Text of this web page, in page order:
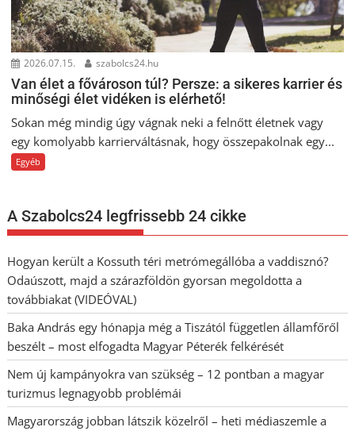
2026.07.15. szabolcs24.hu
Van élet a fővároson túl? Persze: a sikeres karrier és
minőségi élet vidéken is elérhető!
Sokan még mindig úgy vágnak neki a felnőtt életnek vagy
egy komolyabb karrierváltásnak, hogy összepakolnak egy...
Egyéb
A Szabolcs24 legfrissebb 24 cikke
Hogyan került a Kossuth téri metrómegállóba a vaddisznó?
Odaúszott, majd a szárazföldön gyorsan megoldotta a
továbbiakat (VIDEÓVAL)
Baka András egy hónapja még a Tiszától független államfőről
beszélt – most elfogadta Magyar Péterék felkérését
Nem új kampányokra van szükség – 12 pontban a magyar
turizmus legnagyobb problémái
Magyarország jobban látszik közelről – heti médiaszemle a